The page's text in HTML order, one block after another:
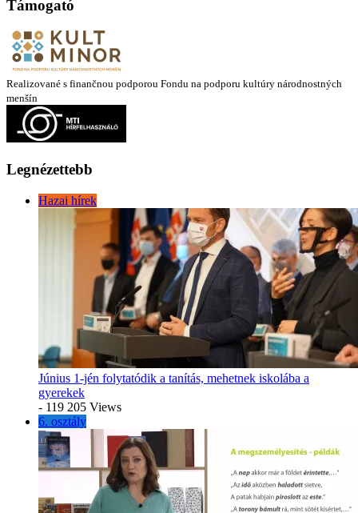
Támogató
Realizované s finančnou podporou Fondu na podporu kultúry národnostných
menšín
Legnézettebb
Hazai hírek
Június 1-jén folytatódik a tanítás, mehetnek iskolába a
gyerekek
- 119 205 Views
6. osztály